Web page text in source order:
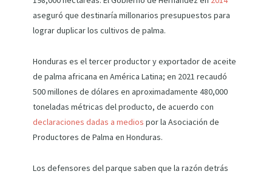
aseguró que destinaría millonarios presupuestos para
lograr duplicar los cultivos de palma.
Honduras es el tercer productor y exportador de aceite
de palma africana en América Latina; en 2021 recaudó
500 millones de dólares en aproximadamente 480,000
toneladas métricas del producto, de acuerdo con
declaraciones dadas a medios por la Asociación de
Productores de Palma en Honduras.
Los defensores del parque saben que la razón detrás